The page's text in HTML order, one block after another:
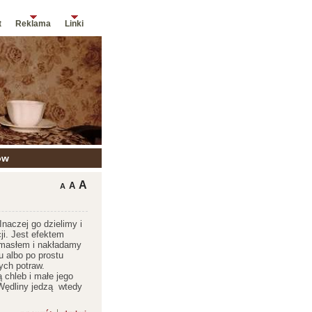
Reklama Linki
A A A
go dzielimy i
Jest efektem
i nakładamy
albo po prostu
potraw.
chleb i małe jego
jedzą wtedy